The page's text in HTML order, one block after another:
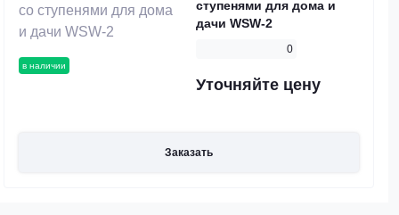
в наличии
ступенями для дома и
дачи WSW-2
0
Уточняйте цену
Заказать